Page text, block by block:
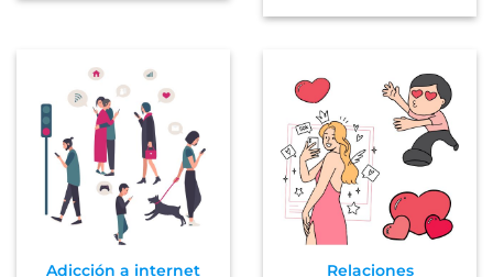
Adicción a internet
Relaciones